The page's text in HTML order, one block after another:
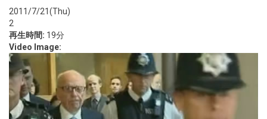
2011/7/21(Thu)
2
再生時間: 19分
Video Image: